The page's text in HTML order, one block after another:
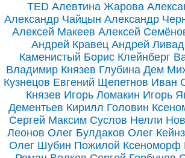
TED Алевтина Жарова
Александр Чайцын Александр
Алексей Макеев Алексей
Андрей Кравец Андрей
Каменистый Борис Клейнберг
Владимир Князев Глубина Дем
Кузнецов Евгений Щепетнов Иван
Князев Игорь Ломакин Игорь
Дементьев Кирилл Головин
Сергей Максим Суслов Нелли
Леонов Олег Булдаков Олег Кейнз
Олег Шубин Пожилой Ксеноморф